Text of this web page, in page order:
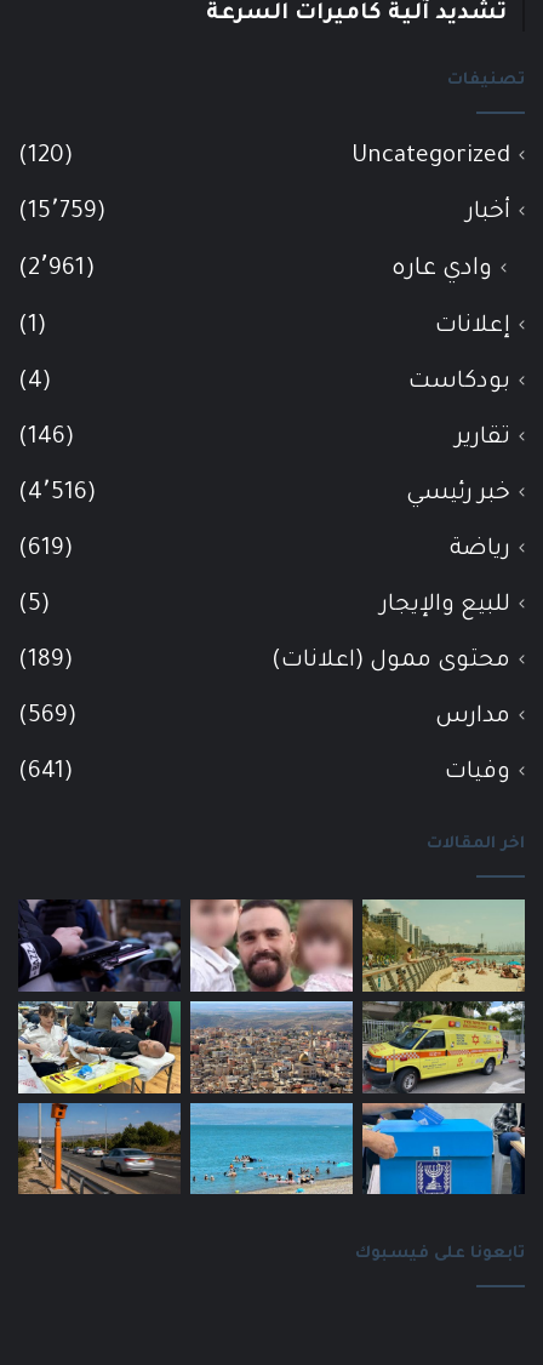
تشديد آلية كاميرات السرعة
تصنيفات
Uncategorized
(120)
أخبار (15٬759)
وادي عاره (2٬961)
إعلانات (1)
بودكاست (4)
تقارير (146)
خبر رئيسي (4٬516)
رياضة (619)
للبيع والإيجار (5)
محتوى ممول (اعلانات) (189)
مدارس (569)
وفيات (641)
اخر المقالات
تابعونا على فيسبوك